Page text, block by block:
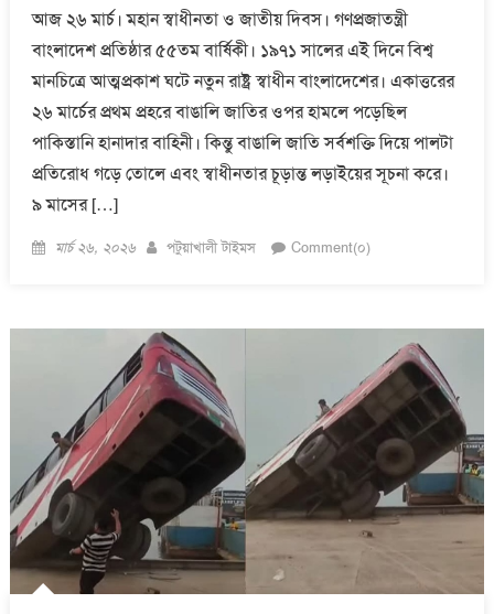
আজ ২৬ মার্চ। মহান স্বাধীনতা ও জাতীয় দিবস। গণপ্রজাতন্ত্রী
বাংলাদেশ প্রতিষ্ঠার ৫৫তম বার্ষিকী। ১৯৭১ সালের এই দিনে বিশ্ব
মানচিত্রে আত্মপ্রকাশ ঘটে নতুন রাষ্ট্র স্বাধীন বাংলাদেশের। একাত্তরের
২৬ মার্চের প্রথম প্রহরে বাঙালি জাতির ওপর হামলে পড়েছিল
পাকিস্তানি হানাদার বাহিনী। কিন্তু বাঙালি জাতি সর্বশক্তি দিয়ে পালটা
প্রতিরোধ গড়ে তোলে এবং স্বাধীনতার চূড়ান্ত লড়াইয়ের সূচনা করে।
৯ মাসের […]
Posted
মার্চ ২৬, ২০২৬ Author
পটুয়াখালী টাইমস Comment(০)